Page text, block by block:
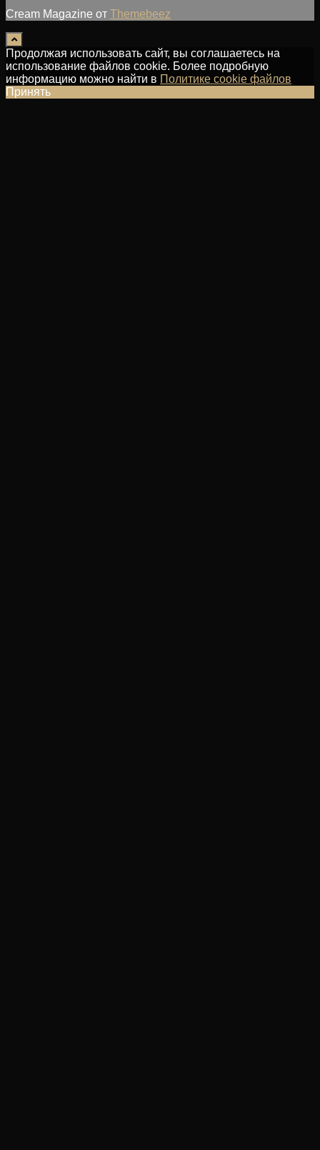
Cream Magazine от Themebeez
Продолжая использовать сайт, вы соглашаетесь на
использование файлов cookie. Более подробную
информацию можно найти в Политике cookie файлов
Принять